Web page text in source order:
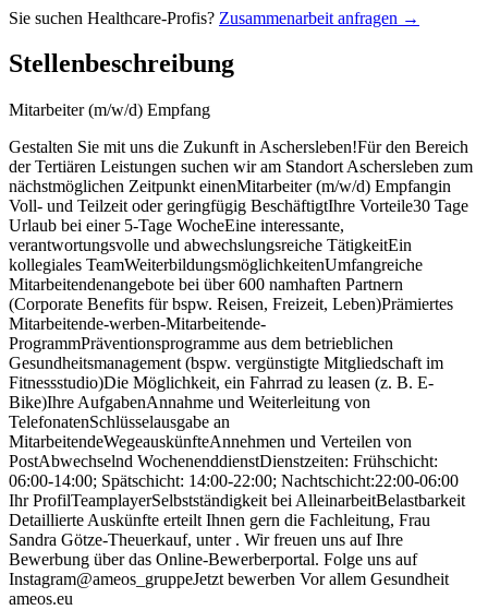
Sie suchen Healthcare-Profis? Zusammenarbeit anfragen →
Stellenbeschreibung
Mitarbeiter (m/w/d) Empfang
Gestalten Sie mit uns die Zukunft in Aschersleben!Für den Bereich
der Tertiären Leistungen suchen wir am Standort Aschersleben zum
nächstmöglichen Zeitpunkt einenMitarbeiter (m/w/d) Empfangin
Voll- und Teilzeit oder geringfügig BeschäftigtIhre Vorteile30 Tage
Urlaub bei einer 5-Tage WocheEine interessante,
verantwortungsvolle und abwechslungsreiche TätigkeitEin
kollegiales TeamWeiterbildungsmöglichkeitenUmfangreiche
Mitarbeitendenangebote bei über 600 namhaften Partnern
(Corporate Benefits für bspw. Reisen, Freizeit, Leben)Prämiertes
Mitarbeitende-werben-Mitarbeitende-
ProgrammPräventionsprogramme aus dem betrieblichen
Gesundheitsmanagement (bspw. vergünstigte Mitgliedschaft im
Fitnessstudio)Die Möglichkeit, ein Fahrrad zu leasen (z. B. E-
Bike)Ihre AufgabenAnnahme und Weiterleitung von
TelefonatenSchlüsselausgabe an
MitarbeitendeWegeauskünfteAnnehmen und Verteilen von
PostAbwechselnd WochenenddienstDienstzeiten: Frühschicht:
06:00-14:00; Spätschicht: 14:00-22:00; Nachtschicht:22:00-06:00
Ihr ProfilTeamplayerSelbstständigkeit bei AlleinarbeitBelastbarkeit
Detaillierte Auskünfte erteilt Ihnen gern die Fachleitung, Frau
Sandra Götze-Theuerkauf, unter . Wir freuen uns auf Ihre
Bewerbung über das Online-Bewerberportal. Folge uns auf
Instagram@ameos_gruppeJetzt bewerben Vor allem Gesundheit
ameos.eu